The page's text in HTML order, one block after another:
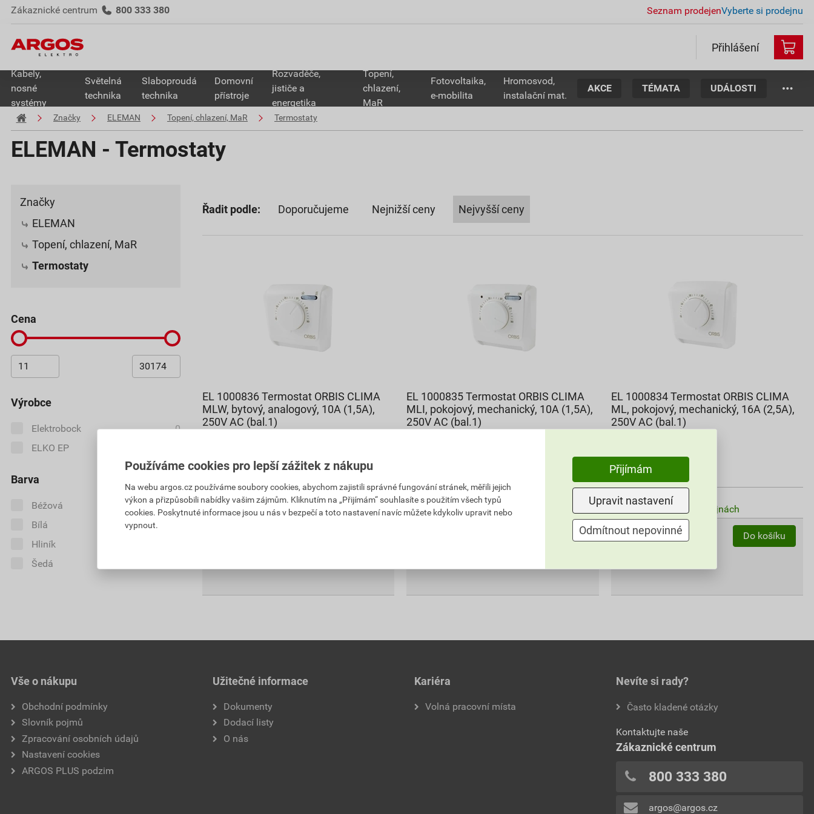
Zákaznické centrum 800 333 380 Seznam prodejenVyberte si prodejnu
Přihlášení
Kabely,
nosné
systémy
Světelná
technika
Slaboproudá
technika
Domovní
přístroje
Rozvaděče,
jističe a
energetika
Topení,
chlazení,
MaR
Fotovoltaika,
e-mobilita
Hromosvod,
instalační mat.
AKCE TÉMATA UDÁLOSTI
Značky ELEMAN Topení, chlazení, MaR Termostaty
ELEMAN - Termostaty
Značky
ELEMAN
Topení, chlazení, MaR
Termostaty
Výrobce
Elektrobock
0
ELKO EP
Barva
Béžová
0
Bílá
Hliník
Šedá
cena
Řadit podle: Doporučujeme Nejnižší ceny Nejvyšší ceny
EL 1000836 Termostat ORBIS CLIMA
MLW, bytový, analogový, 10A (1,5A),
250V AC (bal.1)
703 ,26 Kč
cena za ks s DPH
Pouze na poptávku
EL 1000835 Termostat ORBIS CLIMA
MLI, pokojový, mechanický, 10A (1,5A),
250V AC (bal.1)
Vyberte si prodejnu
Dostupné jen v (2) prodejnách
Do košíku
EL 1000834 Termostat ORBIS CLIMA
ML, pokojový, mechanický, 16A (2,5A),
250V AC (bal.1)
393,14Kč
cena za ks s DPH
Vyberte si prodejnu
Dostupné jen v (4) prodejnách
Do košíku
Vše o nákupu
Obchodní podmínky
Slovník pojmů
Zpracování osobních údajů
Nastavení cookies
ARGOS PLUS podzim
Užitečné informace
Dokumenty
Dodací listy
O nás
Kariéra
Volná pracovní místa
Nevíte si rady?
Často kladené otázky
Kontaktujte naše
Zákaznické centrum
800 333 380
argos@argos.cz
Používáme cookies pro lepší zážitek z nákupu
Na webu argos.cz používáme soubory cookies, abychom zajistili správné fungování stránek, měřili jejich
výkon a přizpůsobili nabídky vašim zájmům. Kliknutím na „Přijímám“ souhlasíte s použitím všech typů
cookies. Poskytnuté informace jsou u nás v bezpečí a toto nastavení navíc můžete kdykoliv upravit nebo
vypnout.
Přijímám
Upravit nastavení
Odmítnout nepovinné